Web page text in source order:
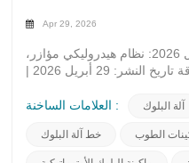
Apr 29, 2026
نظام هيدروليكي لماكينة تصنيع الكتل 2026: نظام هيدروليكي مؤازر،
مانع للتسرب، ويوفر 25% من الطاقة تاريخ النشر: 29 أبريل 2026 |
قوالب الخرسانةيؤثر نظامك
وتسرب الزيت، وتتسبب في توقف
العمل، وتقلل من جودة القطع. في عام 2026، سيكون المعيار الجديد
العلامات الساخنة : آلة البلوك
خط آلة البلوك الطوب